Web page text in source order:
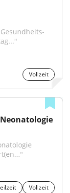
Vollzeit
Neonatologie
Vollzeit